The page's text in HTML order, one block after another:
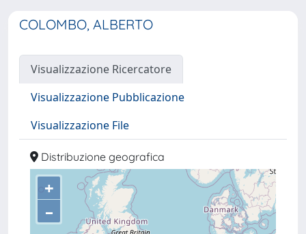
COLOMBO, ALBERTO
Visualizzazione Ricercatore
Visualizzazione Pubblicazione
Visualizzazione File
Distribuzione geografica
+
–